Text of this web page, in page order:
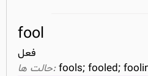
fool
فعل
fools; fooled;